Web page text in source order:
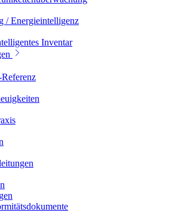
/ Energieintelligenz
Inventar